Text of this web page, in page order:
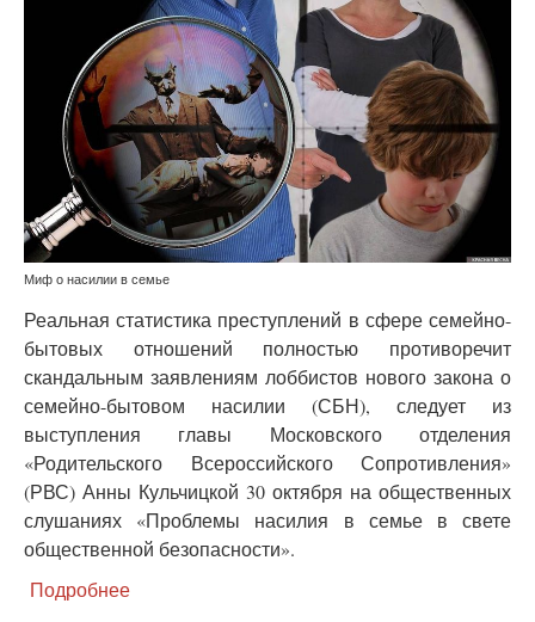
по
СБН
Миф о насилии в семье
Реальная статистика преступлений в сфере семейно-
бытовых отношений полностью противоречит
скандальным заявлениям лоббистов нового закона о
семейно-бытовом насилии (СБН), следует из
выступления главы Московского отделения
«Родительского Всероссийского Сопротивления»
(РВС) Анны Кульчицкой 30 октября на общественных
слушаниях «Проблемы насилия в семье в свете
общественной безопасности».
Подробнее